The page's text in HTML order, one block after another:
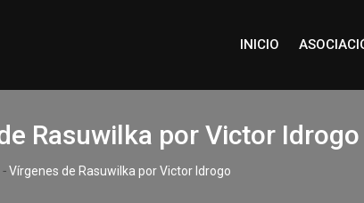
INICIO
Rasuwilka por Victor Idrogo
-Vírgenes de Rasuwilka por Victor Idrogo